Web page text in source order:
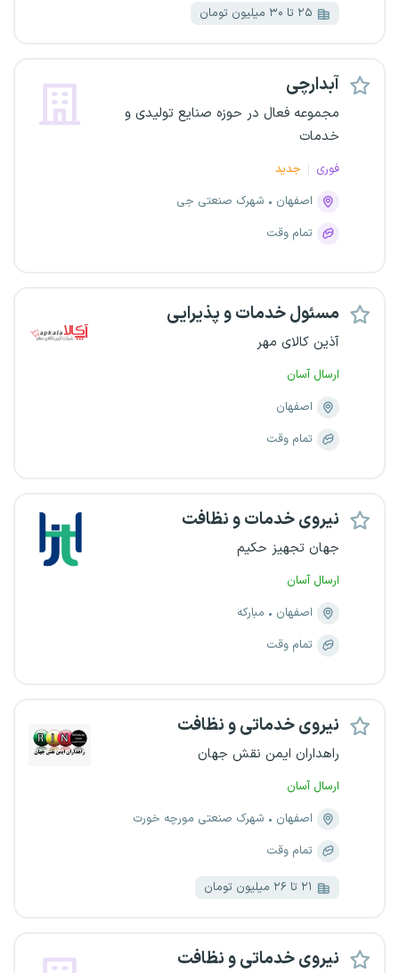
۲۵ تا ۳۰ میلیون تومان
آبدارچی
مجموعه فعال در حوزه صنایع تولیدی و
خدمات
فوری
جدید
اصفهان
شهرک صنعتی جی
تمام وقت
مسئول خدمات و پذیرایی
آذین کالای مهر
ارسال آسان
اصفهان
تمام وقت
نیروی خدمات و نظافت
جهان تجهیز حکیم
ارسال آسان
اصفهان
مبارکه
تمام وقت
نیروی خدماتی و نظافت
راهداران ایمن نقش جهان
ارسال آسان
اصفهان
شهرک صنعتی مورچه خورت
تمام وقت
۲۱ تا ۲۶ میلیون تومان
نیروی خدماتی و نظافت